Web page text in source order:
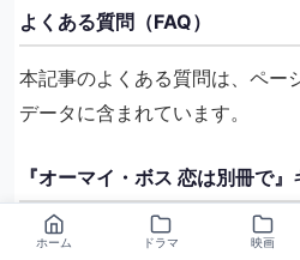
よくある質問（FAQ）
本記事のよくある質問は、ペー
データに含まれています。
『オーマイ・ボス 恋は別冊で
ホーム ドラマ 映画